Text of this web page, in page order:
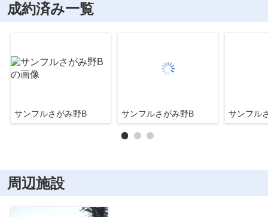
成約済み一覧
サンフルさがみ野B サンフルさがみ野B サンフル
周辺施設